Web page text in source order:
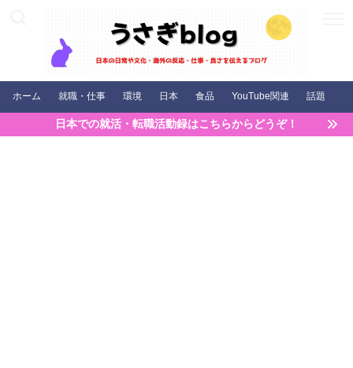
ホーム 就職・仕事 環境 日本 食品 YouTube関連 話題
日本での就活・転職活動録はこちらからどうぞ！